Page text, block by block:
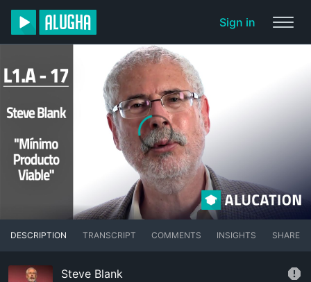
Sign in
DESCRIPTION TRANSCRIPT COMMENTS INSIGHTS SHARE
Steve Blank